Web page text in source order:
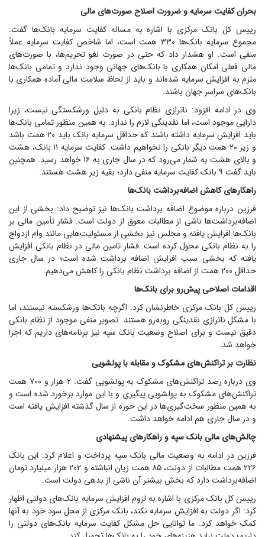
بحران کفایت سرمایه و ضرورت اصلاح صورت‌های مالی
رییس کل بانک مرکزی با اشاره به مساله کفایت سرمایه بانک‌ها گفت:
مجموع سرمایه بانک‌ها ۳۳۰ همت است، اما شاخص کفایت سرمایه عملاً
منفی است. او هشدار داد که حتی در صورت لغو تحریم‌ها، با صورت‌های
مالی فعلی امکان همکاری با بانک‌های جهانی وجود ندارد و تمامی بانک‌ها
ملزم به افزایش سرمایه شده‌اند و باید از لحاظ سلامت مالی آماده همکاری با
بانک‌های سراسر جهان باشند.
وی در ادامه افزود: ناترازی نظام بانکی به دلیل ورشکستگی نیست، زیرا
دارایی موجود است، اما نقدینگی لازم را ندارد. به همین منظور تمامی بانک‌ها
باید افزایش سرمایه داشته باشند که حداقل سرمایه بانک باید ۲۰ همت باشد
و زیر ۲۰ همت دیگر بانکی را نخواهیم داشت. کفایت سرمایه ۱۱ بانک، هشت
و بالای هشت به شمار می‌رود که در سال جاری به ۱۶ خواهد رسید. همچنین
باید گفت ۹ بانک کفایت سرمایه منفی دارد؛ بقیه زیر هشت هستند.
راهکار‌های کاهش اضافه‌برداشت بانک‌ها
فرزین درباره موضوع اضافه برداشت بانک‌ها نیز توضیح داد: بخشی از این
اضافه‌برداشت‌ها ناشی از مطالبات معوق از دولت است. فشار تأمین مالی بر
بانک‌ها افزایش یافته و مجلس نیز بخشی از مسئولیت‌هایی مانند وام ازدواج
را به نظام بانکی محول کرده است. فشار تامین مالی در نظام بانکی افزایش
یافته که بخشی سبب افزایش اضافه برداشت شده است؛ در سال جاری
حداقل ۲۰۰ همت از اضافه برداشت نظام بانکی را کاهش می‌دهیم.
اقدامات اصلاحی پیش‌رو برای بانک‌ها
رییس کل بانک مرکزی خاطرنشان کرد: اگرچه بانک‌ها ورشکسته نیستند، اما
با مشکل ناترازی نقدینگی رو‌به‌رو هستند. تصویر منفی موجود از نظام بانکی
دقیق نیست و برای اصلاح وضعیت بانک سپه نیز برنامه‌های داریم که اجرا
خواهد شد.
نظارت بر تراکنش‌های مشکوک و مقابله با پولشویی
وی درباره رصد تراکنش‌های مشکوک به پولشویی گفت: ۲ هزار و ۷۰۰ همت
تراکنش‌های مشکوک به پولشویی پیگیری و با این موارد برخورد شده است و
به همین منظور سخت‌گیری‌ها در این حوزه از سال گذشته افزایش یافته است
و در سال جاری هم ادامه خواهد داشت.
چالش‌های مالی بانک سپه و راهکار‌های پیشنهادی
فرزین در ادامه به وضعیت مالی بانک سپه پرداخت و اعلام کرد: این بانک
۲۲۶ همت مطالبات از دولت، ۸۵ همت زیان انباشته و ۲۰۲ هزار میلیارد تومان
اضافه‌برداشت دارد که بخش بیشتر آن ناشی از بدهی دولت است.
رییس کل بانک مرکزی با اشاره به لزوم افزایش سرمایه بانک‌های دولتی اظهار
کرد: اگر دولت به افزایش سرمایه نکند، بانک مرکزی از محل سود خود به آنها
کمک خواهد کرد. ما توانایی حل مشکل کفایت سرمایه بانک‌های دولتی را